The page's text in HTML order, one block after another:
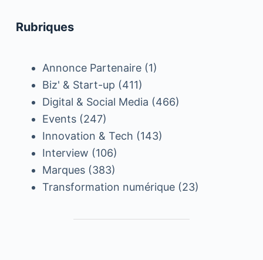
Rubriques
Annonce Partenaire(1)
Biz' & Start-up (411)
Digital & Social Media (466)
Events(247)
Innovation & Tech (143)
Interview (106)
Marques(383)
Transformation numérique(23)